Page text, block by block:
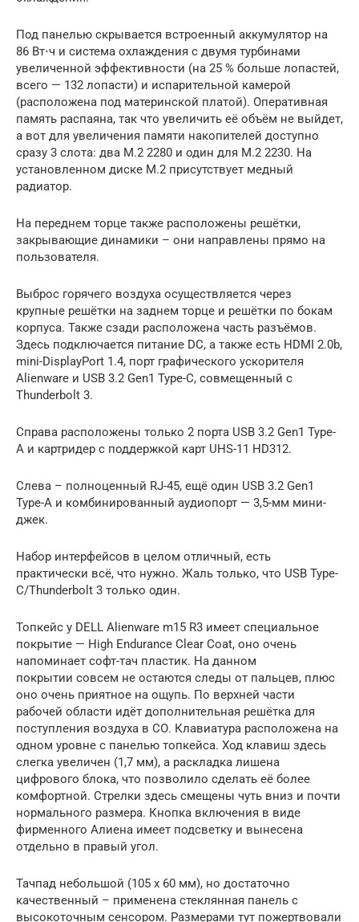
Под панелью скрывается встроенный аккумулятор на
86 Вт⋅ч и система охлаждения с двумя турбинами
увеличенной эффективности (на 25 % больше лопастей,
всего — 132 лопасти) и испарительной камерой
(расположена под материнской платой). Оперативная
память распаяна, так что увеличить её объём не выйдет,
а вот для увеличения памяти накопителей доступно
сразу 3 слота: два M.2 2280 и один для M.2 2230. На
установленном диске M.2 присутствует медный
радиатор.
На переднем торце также расположены решётки,
закрывающие динамики – они направлены прямо на
пользователя.
Выброс горячего воздуха осуществляется через
крупные решётки на заднем торце и решётки по бокам
корпуса. Также сзади расположена часть разъёмов.
Здесь подключается питание DC, а также есть HDMI 2.0b,
mini-DisplayPort 1.4, порт графического ускорителя
Alienware и USB 3.2 Gen1 Type-C, совмещенный с
Thunderbolt 3.
Справа расположены только 2 порта USB 3.2 Gen1 Type-
A и картридер с поддержкой карт UHS-11 HD312.
Слева – полноценный RJ-45, ещё один USB 3.2 Gen1
Type-A и комбинированный аудиопорт — 3,5-мм мини-
джек.
Набор интерфейсов в целом отличный, есть
практически всё, что нужно. Жаль только, что USB Type-
C/Thunderbolt 3 только один.
Топкейс у DELL Alienware m15 R3 имеет специальное
покрытие — High Endurance Clear Coat, оно очень
напоминает софт-тач пластик. На данном
покрытии совсем не остаются следы от пальцев, плюс
оно очень приятное на ощупь. По верхней части
рабочей области идёт дополнительная решётка для
поступления воздуха в СО. Клавиатура расположена на
одном уровне с панелью топкейса. Ход клавиш здесь
слегка увеличен (1,7 мм), а раскладка лишена
цифрового блока, что позволило сделать её более
комфортной. Стрелки здесь смещены чуть вниз и почти
нормального размера. Кнопка включения в виде
фирменного Алиена имеет подсветку и вынесена
отдельно в правый угол.
Тачпад небольшой (105 х 60 мм), но достаточно
качественный – применена стеклянная панель с
высокоточным сенсором. Размерами тут пожертвовали